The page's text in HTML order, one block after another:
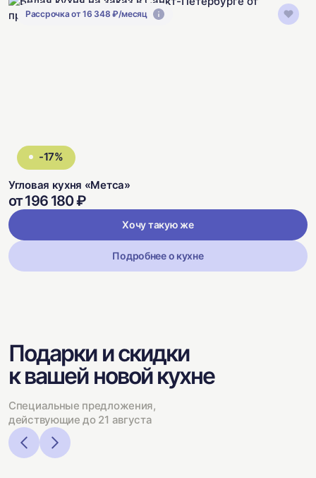
Рассрочка от 16 348 ₽/месяц
-17%
Угловая кухня «Метса»
от 196 180 ₽
Хочу такую же
Подробнее о кухне
Подарки и скидки
к вашей новой кухне
Специальные предложения,
действующие до 21 августа